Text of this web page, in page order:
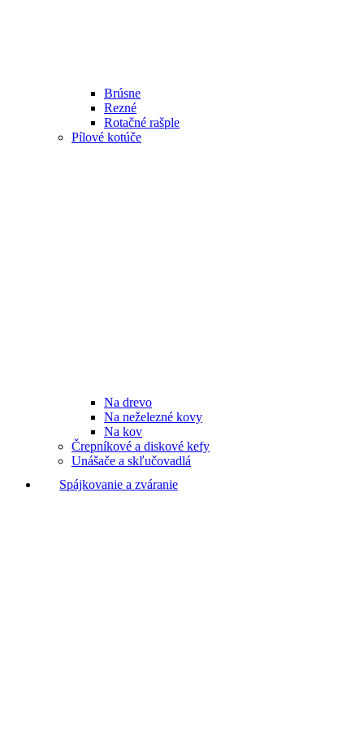
Brúsne
Rezné
Rotačné rašple
Pílové kotúče
Na drevo
Na neželezné kovy
Na kov
Črepníkové a diskové kefy
Unášače a skľučovadlá
Spájkovanie a zváranie